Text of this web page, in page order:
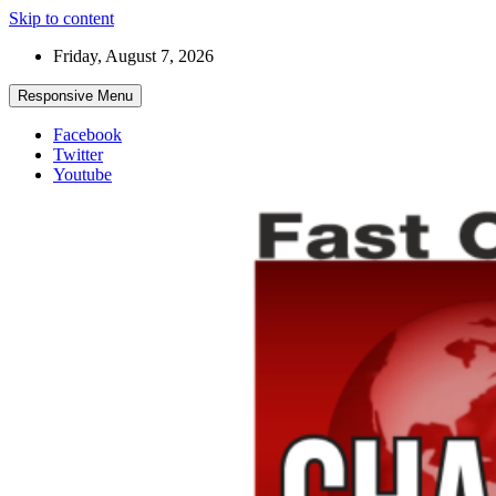
Skip to content
Friday, August 7, 2026
Responsive Menu
Facebook
Twitter
Youtube